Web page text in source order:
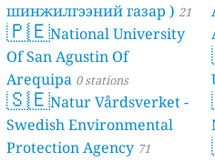
шинжилгээний газар ) 21
stations
🇵🇪National University
Of San Agustin Of
Arequipa 0 stations
🇸🇪Natur Vårdsverket -
Swedish Environmental
Protection Agency 71